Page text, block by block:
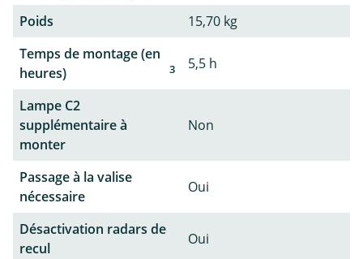
Poids
15,70 kg
Temps de montage (en
heures)
3 5,5 h
Lampe C2
supplémentaire à
monter
Non
Passage à la valise
nécessaire
Oui
Désactivation radars de
recul
Oui